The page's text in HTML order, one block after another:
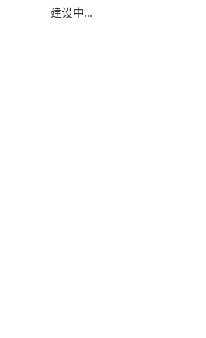
建设中...